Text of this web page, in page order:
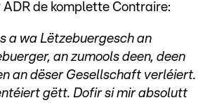
de komplette Contraire:
a wa Lëtzebuergesch an
an zumools deen, deen
an dëser Gesellschaft verléiert.
gëtt. Dofir si mir absolutt